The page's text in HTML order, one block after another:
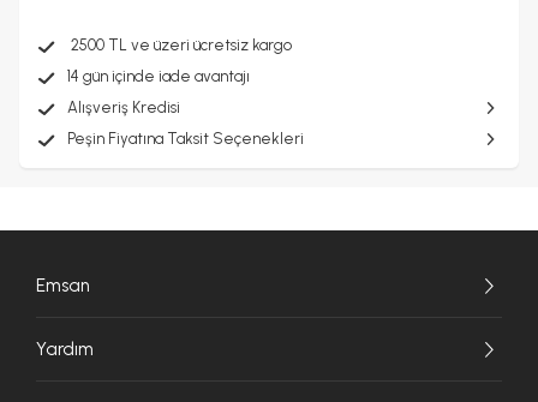
2500 TL ve üzeri ücretsiz kargo
14 gün içinde iade avantajı
Alışveriş Kredisi
Peşin Fiyatına Taksit Seçenekleri
Emsan
Yardım